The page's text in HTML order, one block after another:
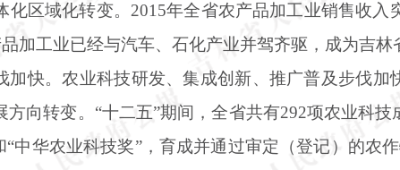
化区域化转变。2015年全省农产品加工业销售收入
加工业已经与汽车、石化产业并驾齐驱，成为吉林
加快。农业科技研发、集成创新、推广普及步伐加
向转变。 “十二五”期间，全省共有292项农业科
“中华农业科技奖”，育成并通过审定（登记）的农